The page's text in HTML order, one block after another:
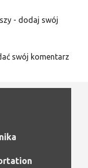
- dodaj swój
swój komentarz